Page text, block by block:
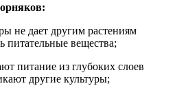
не дает другим растениям
питательные вещества;
питание из глубоких слоев
другие культуры;